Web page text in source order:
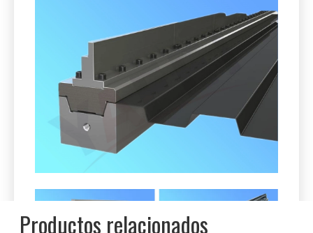
cualquier estándar o no estándar (muere de 2 V
muebles, matrices y múltiples V MUSE,
conjuntos de múltiples V, conjuntos de
dobladillo, estampillas, punzones, soportes,
adaptadores, insertos de matriz, herramientas
de radio, etc.) para sistemas de frenos de
prensa principal como Amada, LVD,
Accurpress, ACL, POWER PRIMA, HACO,
SALAGNINI, MVD, COLGAR, DEBER,
Deratech, Promecam-Euro Style, Trumpf-Wila,
Beyeler, Yangli, Yawei, YSD, etc. Podemos
suministrar una rica selección de estándar
especial bajo la solicitud de cliente, incluida la